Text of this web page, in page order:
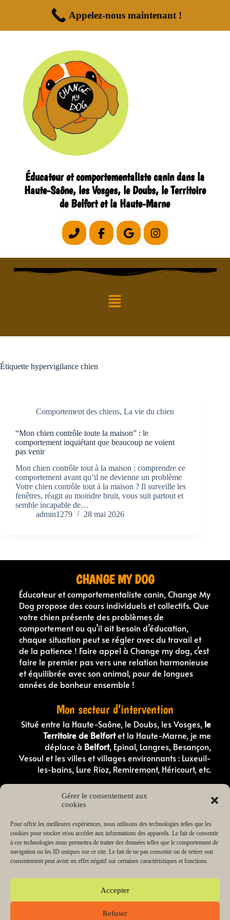
Gérer le consentement aux
cookies
Pour offrir les meilleures expériences, nous utilisons des technologies telles que les
cookies pour stocker et/ou accéder aux informations des appareils. Le fait de consentir
à ces technologies nous permettra de traiter des données telles que le comportement de
navigation ou les ID uniques sur ce site. Le fait de ne pas consentir ou de retirer son
consentement peut avoir un effet négatif sur certaines caractéristiques et fonctions.
Accepter
Refuser
Éducateur et comportementaliste canin dans la
Haute-Saône, les Vosges, le Doubs, le Territoire
de Belfort et la Haute-Marne
Étiquette hypervigilance chien
Comportement des chiens, La vie du chien
“Mon chien contrôle toute la maison” : le
comportement inquiétant que beaucoup ne voient
pas venir
Mon chien contrôle tout à la maison : comprendre ce
comportement avant qu’il ne devienne un problème
Votre chien contrôle tout à la maison ? Il surveille les
fenêtres, réagit au moindre bruit, vous suit partout et
semble incapable de…
admin1279
28 mai 2026
CHANGE MY DOG
Éducateur et comportementaliste canin, Change My
Dog propose des cours individuels et collectifs. Que
votre chien présente des problèmes de
comportement ou qu’il ait besoin d’éducation,
chaque situation peut se régler avec du travail et
de la patience ! Faire appel à Change my dog, c’est
faire le premier pas vers une relation harmonieuse
et équilibrée avec son animal, pour de longues
années de bonheur ensemble !
Mon secteur d’intervention
Situé entre la Haute-Saône, le Doubs, les Vosges, le
Territoire de Belfortet la Haute-Marne, je me
déplace à Belfort, Epinal, Langres, Besançon,
Vesoul et les villes et villages environnants : Luxeuil-
les-bains, Lure Rioz, Remiremont, Héricourt, etc.
Comportementaliste canin en Haute-Saone
Comportementaliste canin dans les Vosges
Éducateur canin dans le Doubs
Éducateur canin dans le Territoire de Belfort
Éducateur canin en Haute-Marne
Éducateur de chiot en Haute-Saône
Éducateur de chiot dans les Vosges
Lecteur
audio
Copyright © 2026 Change my dog Educateur et
Appelez-nous maintenant !